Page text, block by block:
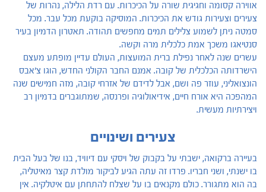
אווירה קסומה וחגיגית שורה על הכיכרות. עם רדת הלילה, נהרות של
צעירים וצעירות גודש את הכיכרות. המוסיקה בוקעת מכל עבר. מכל
סמטה ניתן לשמוע צלילים תמים מחפשים תהודה. תאטרון הדמיון בעיר
סנטיאגו משכך אמת כלכלית מרה וקשה.
עשרים שנה לאחר נפילת ברית המועצות, העולם עדיין מופתע מעצם
הישרדותה הכלכלית של קובה. אמנם החבר הקולני החדש, הוגו צ'אבס
הונצואליני, עוזר פה ושם, אבל לדידם של אזרחי קובה, מזה חמישים שנה
המהפכה היא אורח חיים, אידיאולוגיה ופרנסה, שמתוגברים בדמיון רב
ויצירתיות מעשית.
צעירים ושינויים
בעיירה ברקואה, ישבתי על בקבוק של ויסקי עם דיוויד, בנו של בעל הבית
בו ישנתי, ושני חבריו. פרדו זה עתה הגיע לביקור מולדת קצר מאיטליה,
בה הוא מתגורר. כולם מקנאים בו על שצלח להתחתן עם איטלקיה. אין